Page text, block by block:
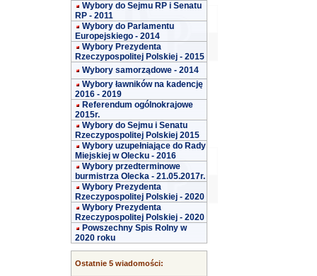
Wybory do Sejmu RP i Senatu
RP - 2011
Wybory do Parlamentu
Europejskiego - 2014
Wybory Prezydenta
Rzeczypospolitej Polskiej - 2015
Wybory samorządowe - 2014
Wybory ławników na kadencję
2016 - 2019
Referendum ogólnokrajowe
2015r.
Wybory do Sejmu i Senatu
Rzeczypospolitej Polskiej 2015
Wybory uzupełniające do Rady
Miejskiej w Olecku - 2016
Wybory przedterminowe
burmistrza Olecka - 21.05.2017r.
Wybory Prezydenta
Rzeczypospolitej Polskiej - 2020
Wybory Prezydenta
Rzeczypospolitej Polskiej - 2020
Powszechny Spis Rolny w
2020 roku
Ostatnie 5 wiadomości: